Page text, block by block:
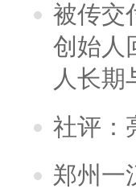
被传交
创始人
人长期
社评：
郑州一